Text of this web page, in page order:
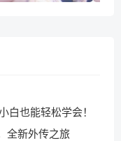
白也能轻松学会！
全新外传之旅